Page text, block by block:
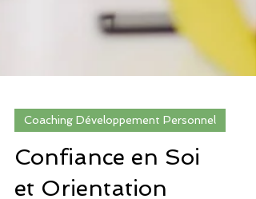
Coaching Développement Personnel